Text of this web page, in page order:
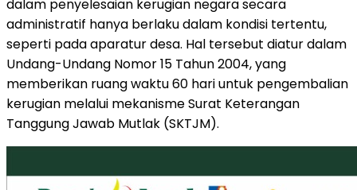
dalam penyelesaian kerugian negara secara
administratif hanya berlaku dalam kondisi tertentu,
seperti pada aparatur desa. Hal tersebut diatur dalam
Undang-Undang Nomor 15 Tahun 2004, yang
memberikan ruang waktu 60 hari untuk pengembalian
kerugian melalui mekanisme Surat Keterangan
Tanggung Jawab Mutlak (SKTJM).